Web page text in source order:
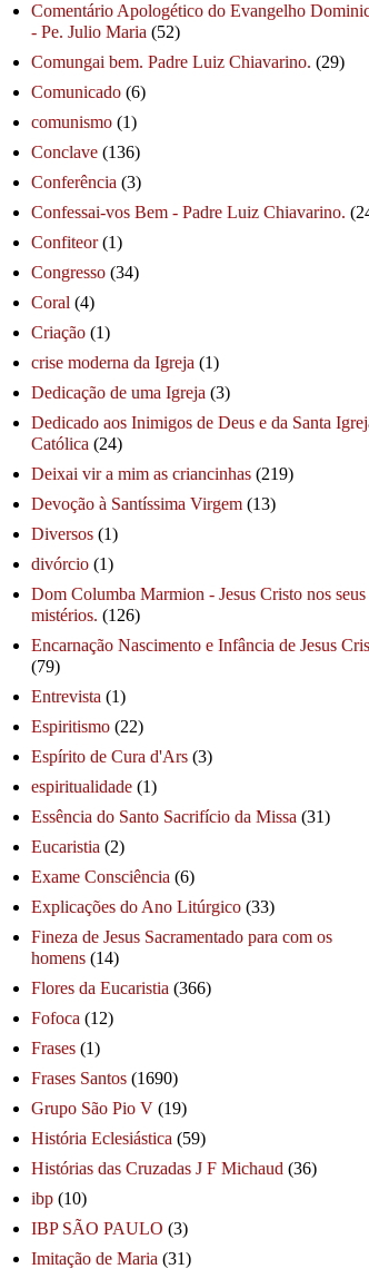
Comentário Apologético do Evangelho
- Pe. Julio Maria (52)
Comungai bem. Padre Luiz Chiavarino. (29)
Comunicado (6)
comunismo (1)
Conclave (136)
Conferência (3)
Confessai-vos Bem - Padre Luiz Chiavarino.
Confiteor (1)
Congresso (34)
Coral (4)
Criação (1)
crise moderna da Igreja (1)
Dedicação de uma Igreja (3)
Dedicado aos Inimigos de Deus e da Santa
Católica (24)
Deixai vir a mim as criancinhas (219)
Devoção à Santíssima Virgem (13)
Diversos (1)
divórcio (1)
Dom Columba Marmion - Jesus Cristo nos seus
mistérios. (126)
Encarnação Nascimento e Infância de Jesus
(79)
Entrevista (1)
Espiritismo (22)
Espírito de Cura d'Ars (3)
espiritualidade (1)
Essência do Santo Sacrifício da Missa (31)
Eucaristia (2)
Exame Consciência (6)
Explicações do Ano Litúrgico (33)
Fineza de Jesus Sacramentado para com os
homens (14)
Flores da Eucaristia (366)
Fofoca (12)
Frases (1)
Frases Santos (1690)
Grupo São Pio V (19)
História Eclesiástica (59)
Histórias das Cruzadas J F Michaud (36)
ibp (10)
IBP SÃO PAULO (3)
Imitação de Maria (31)